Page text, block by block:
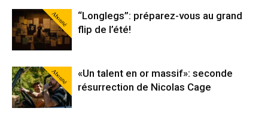
Abonné
“Longlegs”: préparez-vous au grand
flip de l’été!
Abonné
«Un talent en or massif»: seconde
résurrection de Nicolas Cage